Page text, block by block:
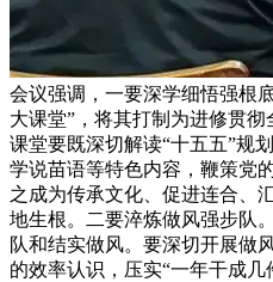
会议强调，一要深学细悟强根
大课堂”，将其打制为进修贯彻
课堂要既深切解读“十五五”规
学说苗语等特色内容，鞭策党
之成为传承文化、促进连合、
地生根。二要淬炼做风强步队
队和结实做风。要深切开展做
的效率认识，压实“一年干成